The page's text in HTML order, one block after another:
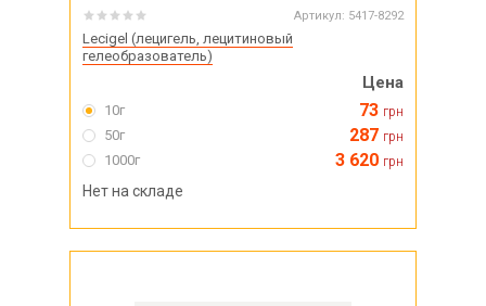
Артикул: 5417-8292
Lecigel (лецигель, лецитиновый
гелеобразователь)
Цена
10г 73 грн
50г 287 грн
1000г 3 620 грн
Нет на складе